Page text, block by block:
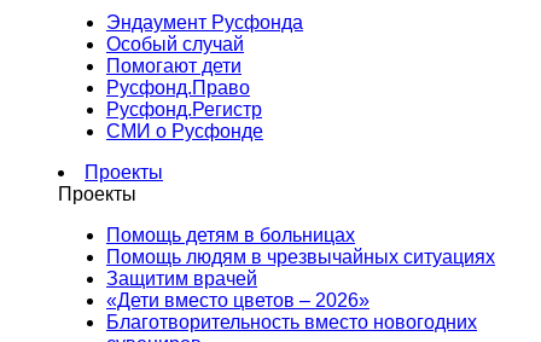
Эндаумент Русфонда
Особый случай
Помогают дети
Русфонд.Право
Русфонд.Регистр
СМИ о Русфонде
Проекты
Проекты
Помощь детям в больницах
Помощь людям в чрезвычайных ситуациях
Защитим врачей
«Дети вместо цветов – 2026»
Благотворительность вместо новогодних